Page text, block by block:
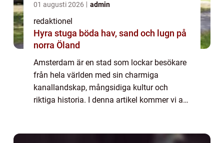
01 augusti 2026 admin
redaktionel
Hyra stuga böda hav, sand och lugn på
norra Öland
Amsterdam är en stad som lockar besökare
från hela världen med sin charmiga
kanallandskap, mångsidiga kultur och
riktiga historia. I denna artikel kommer vi att